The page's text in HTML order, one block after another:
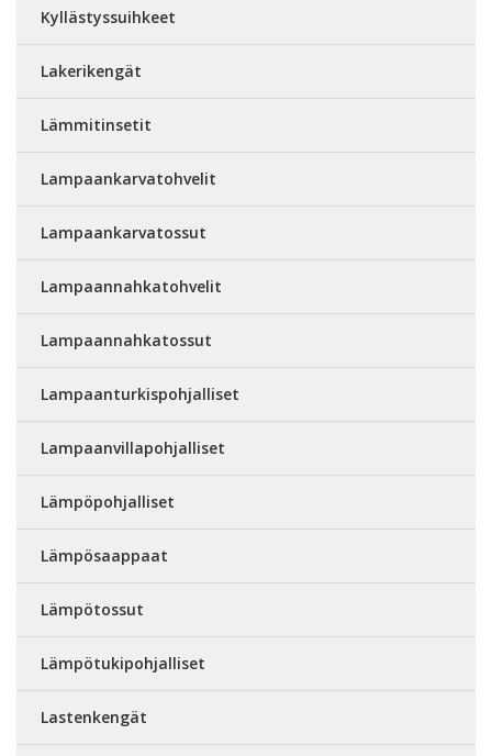
Kyllästyssuihkeet
Lakerikengät
Lämmitinsetit
Lampaankarvatohvelit
Lampaankarvatossut
Lampaannahkatohvelit
Lampaannahkatossut
Lampaanturkispohjalliset
Lampaanvillapohjalliset
Lämpöpohjalliset
Lämpösaappaat
Lämpötossut
Lämpötukipohjalliset
Lastenkengät